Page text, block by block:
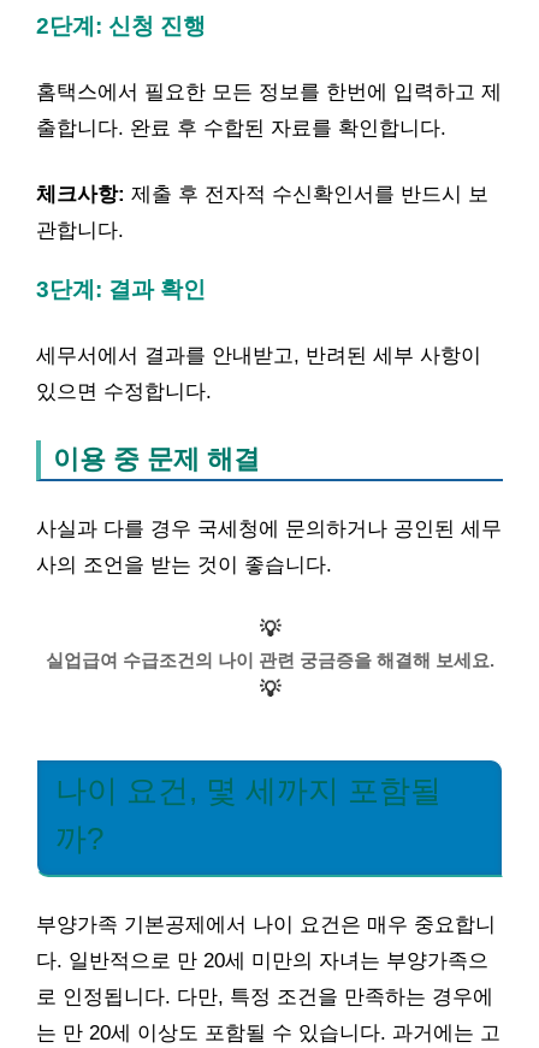
2단계: 신청 진행
홈택스에서 필요한 모든 정보를 한번에 입력하고 제
출합니다. 완료 후 수합된 자료를 확인합니다.
체크사항: 제출 후 전자적 수신확인서를 반드시 보
관합니다.
3단계: 결과 확인
세무서에서 결과를 안내받고, 반려된 세부 사항이
있으면 수정합니다.
이용 중 문제 해결
사실과 다를 경우 국세청에 문의하거나 공인된 세무
사의 조언을 받는 것이 좋습니다.
💡
실업급여 수급조건의 나이 관련 궁금증을 해결해 보세요.
💡
나이 요건, 몇 세까지 포함될
까?
부양가족 기본공제에서 나이 요건은 매우 중요합니
다. 일반적으로 만 20세 미만의 자녀는 부양가족으
로 인정됩니다. 다만, 특정 조건을 만족하는 경우에
는 만 20세 이상도 포함될 수 있습니다. 과거에는 고